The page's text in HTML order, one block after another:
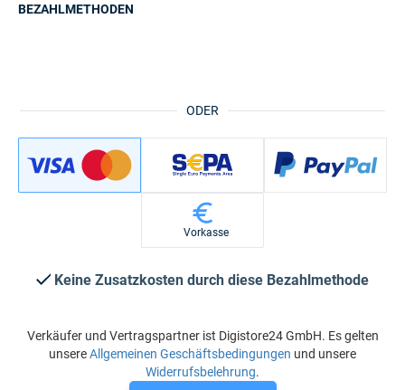
ODER
BEZAHLMETHODEN
Vorkasse
Keine Zusatzkosten durch diese Bezahlmethode
Verkäufer und Vertragspartner ist Digistore24 GmbH. Es gelten
unsereAllgemeinen Geschäftsbedingungen und unsere
Widerrufsbelehrung.